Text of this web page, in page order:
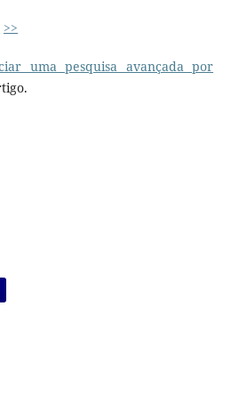
>>
uma pesquisa avançada por